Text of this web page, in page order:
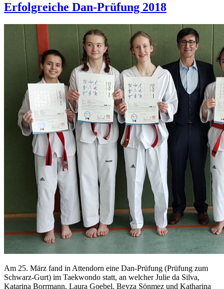
Erfolgreiche Dan-Prüfung 2018
Am 25. März fand in Attendorn eine Dan-Prüfung (Prüfung zum
Schwarz-Gurt) im Taekwondo statt, an welcher Julie da Silva,
Katarina Borrmann, Laura Goebel, Beyza Sönmez und Katharina